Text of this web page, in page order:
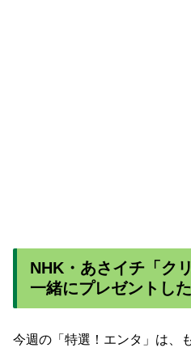
NHK・あさイチ「ク
一緒にプレゼントした
今週の「特選！エンタ」は、